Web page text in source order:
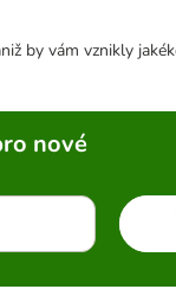
by vám vznikly
nové